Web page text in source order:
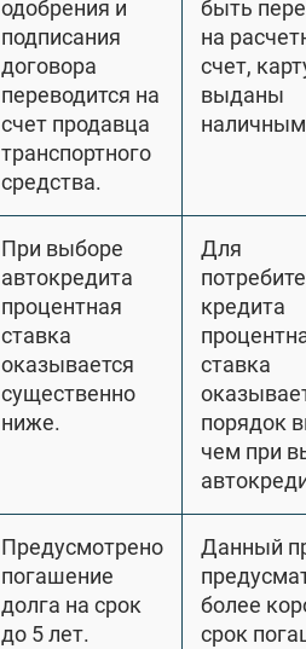
одобрения и
подписания
договора
переводится на
счет продавца
транспортного
средства.
быть
на
счет,
выданы
При выборе
автокредита
процентная
ставка
оказывается
существенно
ниже.
Для
кредита
ставка
порядок
чем при
Предусмотрено
погашение
долга на срок
до 5 лет.
Данный
более
срок